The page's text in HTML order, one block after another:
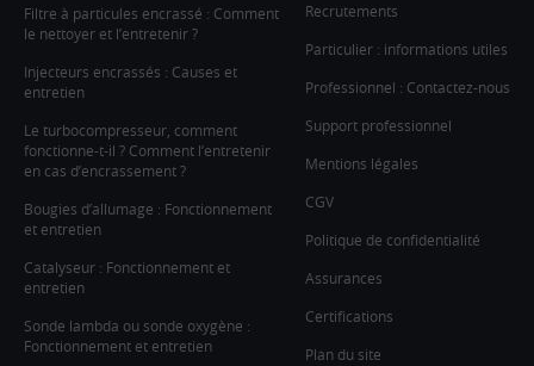
Filtre à particules encrassé : Comment
le nettoyer et l’entretenir ?
Injecteurs encrassés : Causes et
entretien
Le turbocompresseur, comment
fonctionne-t-il ? Comment l’entretenir
en cas d’encrassement ?
Bougies d’allumage : Fonctionnement
et entretien
Catalyseur : Fonctionnement et
entretien
Sonde lambda ou sonde oxygène :
Fonctionnement et entretien
Recrutements
Particulier : informations utiles
Professionnel : Contactez-nous
Support professionnel
Mentions légales
CGV
Politique de confidentialité
Assurances
Certifications
Plan du site